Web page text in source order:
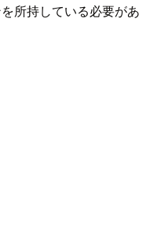
所持している必要があ